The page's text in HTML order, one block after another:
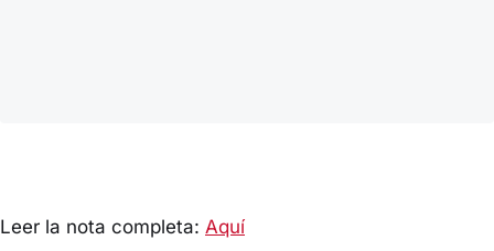
Leer la nota completa: Aquí